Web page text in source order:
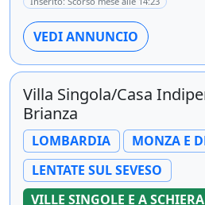
VEDI ANNUNCIO
Villa Singola/Casa
Brianza
LOMBARDIA
MONZA E
LENTATE SUL SEVESO
VILLE SINGOLE E A SCHIERA